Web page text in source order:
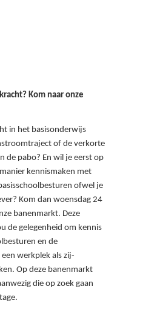
Kom naar onze
in het basisonderwijs
of de verkorte
de pabo? En wil je eerst op
kennismaken met
ofwel je
Kom dan woensdag 24
banenmarkt. Deze
de gelegenheid om kennis
en de
werkplek als zij-
Op deze banenmarkt
die op zoek gaan